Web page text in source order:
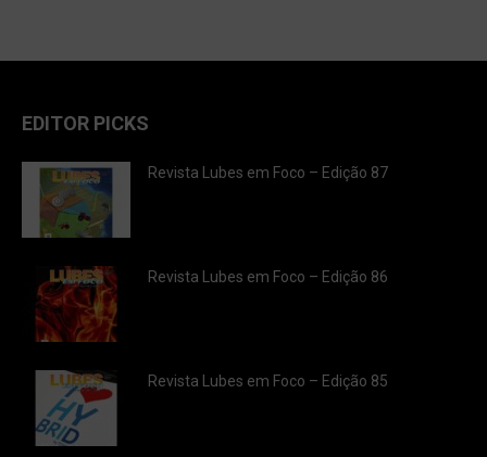
EDITOR PICKS
Revista Lubes em Foco – Edição 87
Revista Lubes em Foco – Edição 86
Revista Lubes em Foco – Edição 85